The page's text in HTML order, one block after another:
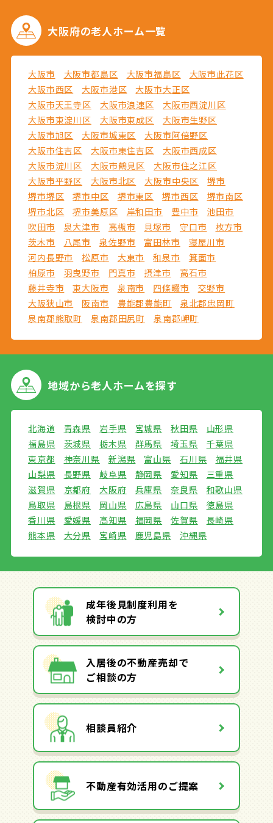
大阪府の老人ホーム一覧
大阪市 大阪市都島区 大阪市福島区
大阪市此花区
大阪市西区
大阪市港区
大阪市大正区
大阪市天王寺区
大阪市浪速区
大阪市西淀川区
大阪市東淀川区
大阪市東成区
大阪市生野区
大阪市旭区
大阪市城東区
大阪市阿倍野区
大阪市住吉区
大阪市東住吉区
大阪市西成区
大阪市淀川区
大阪市鶴見区
大阪市住之江区
大阪市平野区
大阪市北区 大阪市中央区
堺市
堺市堺区
堺市中区 堺市東区 堺市西区
堺市南区
堺市北区
堺市美原区 岸和田市 豊中市
池田市
吹田市
泉大津市 高槻市 貝塚市 守口市
枚方市
茨木市
八尾市 泉佐野市 富田林市
寝屋川市
河内長野市
松原市 大東市 和泉市
箕面市
柏原市
羽曳野市 門真市 摂津市
高石市
藤井寺市
東大阪市 泉南市 四條畷市
交野市
大阪狭山市
阪南市 豊能郡豊能町
泉北郡忠岡町
泉南郡熊取町
泉南郡田尻町 泉南郡岬町
地域から老人ホームを探す
北海道 青森県 岩手県 宮城県 秋田県
山形県
福島県
茨城県 栃木県 群馬県 埼玉県
千葉県
東京都
神奈川県 新潟県 富山県 石川県
福井県
山梨県
長野県 岐阜県 静岡県 愛知県
三重県
滋賀県
京都府 大阪府 兵庫県 奈良県
和歌山県
鳥取県
島根県 岡山県 広島県 山口県
徳島県
香川県
愛媛県 高知県 福岡県 佐賀県
長崎県
熊本県
大分県 宮崎県 鹿児島県 沖縄県
成年後見制度利用を
検討中の方
入居後の不動産売却で
ご相談の方
相談員紹介
不動産有効活用のご提案